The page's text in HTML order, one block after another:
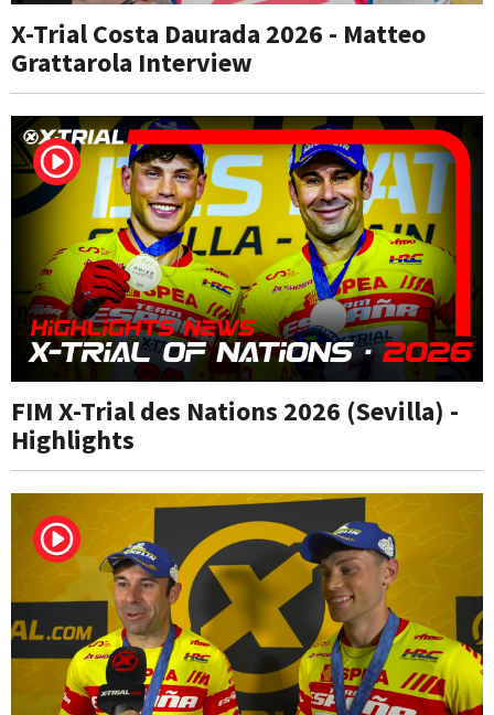
X-Trial Costa Daurada 2026 - Matteo
Grattarola Interview
FIM X-Trial des Nations 2026 (Sevilla) -
Highlights